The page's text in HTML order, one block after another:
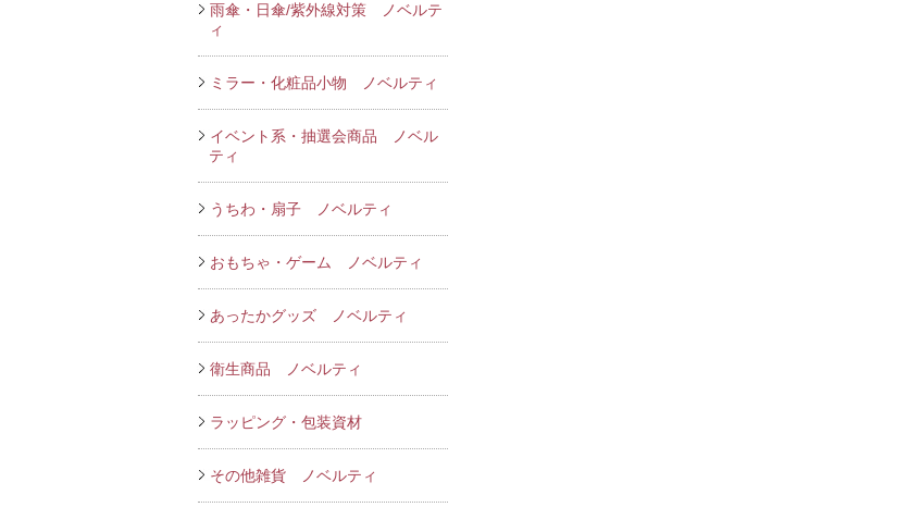
雨傘・日傘/紫外線対策 ノベルテ
ィ
ミラー・化粧品小物 ノベルティ
イベント系・抽選会商品 ノベル
ティ
うちわ・扇子 ノベルティ
おもちゃ・ゲーム ノベルティ
あったかグッズ ノベルティ
衛生商品 ノベルティ
ラッピング・包装資材
その他雑貨 ノベルティ